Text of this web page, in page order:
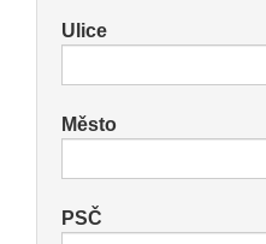
Ulice
Město
PSČ